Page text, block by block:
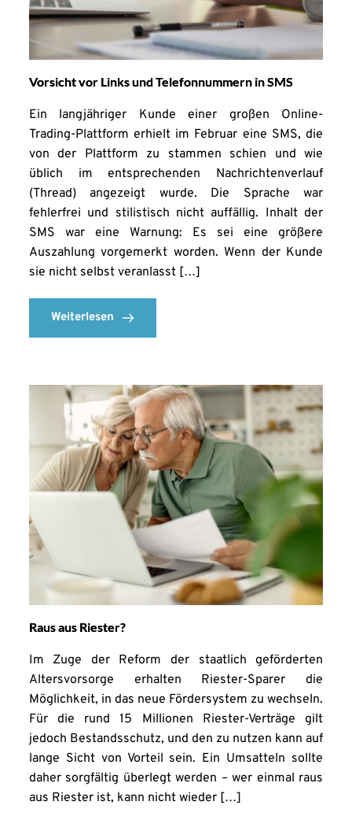
Vorsicht vor Links und Telefonnummern in SMS
Ein langjähriger Kunde einer großen Online-
Trading-Plattform erhielt im Februar eine SMS, die
von der Plattform zu stammen schien und wie
üblich im entsprechenden Nachrichtenverlauf
(Thread) angezeigt wurde. Die Sprache war
fehlerfrei und stilistisch nicht auffällig. Inhalt der
SMS war eine Warnung: Es sei eine größere
Auszahlung vorgemerkt worden. Wenn der Kunde
sie nicht selbst veranlasst […]
Weiterlesen
Raus aus Riester?
Im Zuge der Reform der staatlich geförderten
Altersvorsorge erhalten Riester-Sparer die
Möglichkeit, in das neue Fördersystem zu wechseln.
Für die rund 15 Millionen Riester-Verträge gilt
jedoch Bestandsschutz, und den zu nutzen kann auf
lange Sicht von Vorteil sein. Ein Umsatteln sollte
daher sorgfältig überlegt werden – wer einmal raus
aus Riester ist, kann nicht wieder […]